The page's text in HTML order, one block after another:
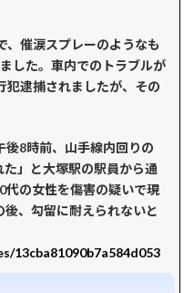
、催涙スプレーのようなも
した。車内でのトラブルが
犯逮捕されましたが、その
後8時前、山手線内回りの
」と大塚駅の駅員から通
代の女性を傷害の疑いで現
、勾留に耐えられないと
13cba81090b7a584d053